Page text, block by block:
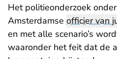
Het politieonderzoek
Amsterdamse officier van
en met alle scenario’s
waaronder het feit dat de